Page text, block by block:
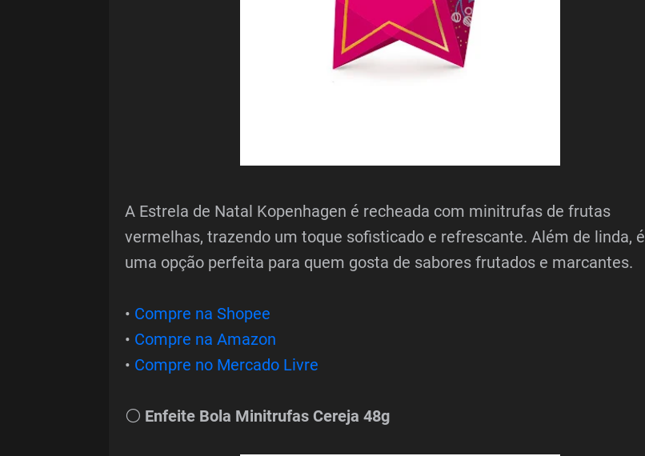
A Estrela de Natal Kopenhagen é recheada com minitrufas de frutas
vermelhas, trazendo um toque sofisticado e refrescante. Além de linda, é
uma opção perfeita para quem gosta de sabores frutados e marcantes.
• Compre na Shopee
• Compre na Amazon
• Compre no Mercado Livre
⚪ Enfeite Bola Minitrufas Cereja 48g